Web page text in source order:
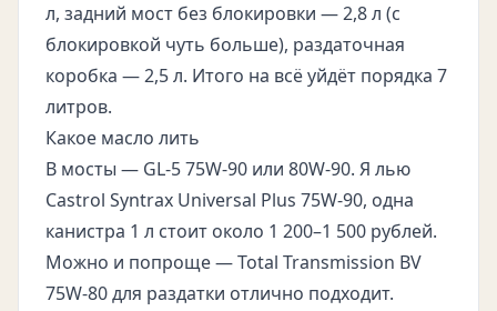
л, задний мост без блокировки — 2,8 л (с
блокировкой чуть больше), раздаточная
коробка — 2,5 л. Итого на всё уйдёт порядка 7
литров.
Какое масло лить
В мосты — GL-5 75W-90 или 80W-90. Я лью
Castrol Syntrax Universal Plus 75W-90, одна
канистра 1 л стоит около 1 200–1 500 рублей.
Можно и попроще — Total Transmission BV
75W-80 для раздатки отлично подходит.